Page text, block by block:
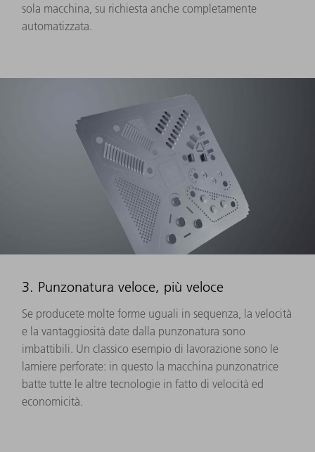
sola macchina, su richiesta anche completamente
automatizzata.
3. Punzonatura veloce, più veloce
Se producete molte forme uguali in sequenza, la velocità
e la vantaggiosità date dalla punzonatura sono
imbattibili. Un classico esempio di lavorazione sono le
lamiere perforate: in questo la macchina punzonatrice
batte tutte le altre tecnologie in fatto di velocità ed
economicità.